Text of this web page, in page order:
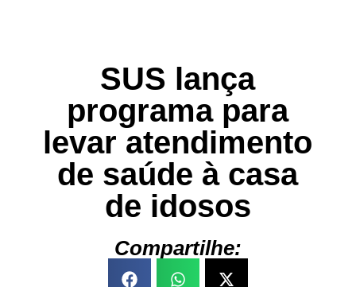
SUS lança
programa para
levar atendimento
de saúde à casa
de idosos
Compartilhe: